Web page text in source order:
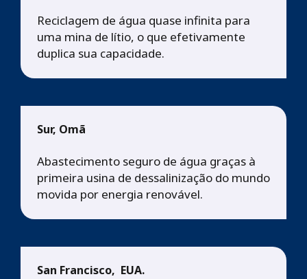
Reciclagem de água quase infinita para
uma mina de lítio, o que efetivamente
duplica sua capacidade.
Sur, Omã
Abastecimento seguro de água graças à
primeira usina de dessalinização do mundo
movida por energia renovável.
San Francisco, EUA.